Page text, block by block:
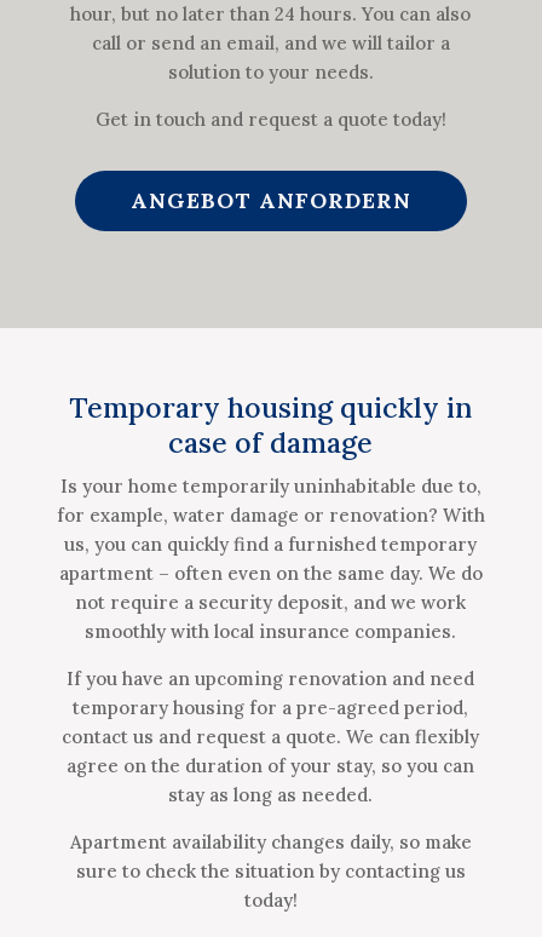
hour, but no later than 24 hours. You can also
call or send an email, and we will tailor a
solution to your needs.
Get in touch and request a quote today!
ANGEBOT ANFORDERN
Temporary housing quickly in
case of damage
Is your home temporarily uninhabitable due to,
for example, water damage or renovation? With
us, you can quickly find a furnished temporary
apartment – often even on the same day. We do
not require a security deposit, and we work
smoothly with local insurance companies.
If you have an upcoming renovation and need
temporary housing for a pre-agreed period,
contact us and request a quote. We can flexibly
agree on the duration of your stay, so you can
stay as long as needed.
Apartment availability changes daily, so make
sure to check the situation by contacting us
today!